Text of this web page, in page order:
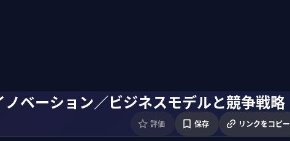
ノベーション／ビジネスモデルと競争戦略
評価 保存 リンクをコピー